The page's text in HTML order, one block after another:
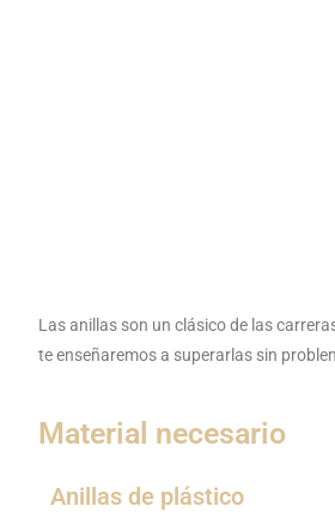
Las anillas son un clásico de las
te enseñaremos a superarlas sin
Material necesario
Anillas de plástico